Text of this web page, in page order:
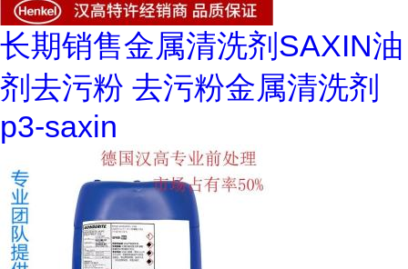
长期销售金属清洗剂SAXIN油
剂去污粉 去污粉金属清洗剂
p3-saxin